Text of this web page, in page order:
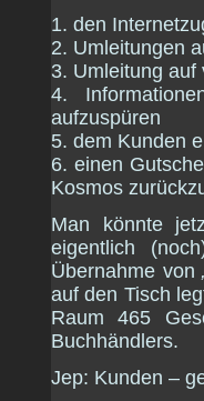
1. den
2. Umleitungen
3. Umleitung
4.
aufzuspüren
5. dem Kunden
6. einen
Kosmos
Man könnte
eigentlich
Übernahme von
auf den Tisch
Raum 465
Buchhändlers.
Jep: Kunden –